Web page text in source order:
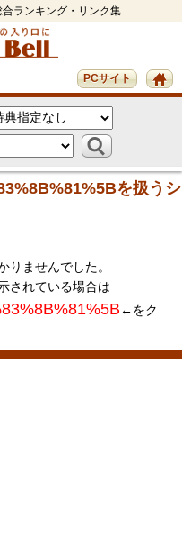
ランキング・リンク集
PCサイト
を扱うシ
りませんでした。
されている場合は
←をク